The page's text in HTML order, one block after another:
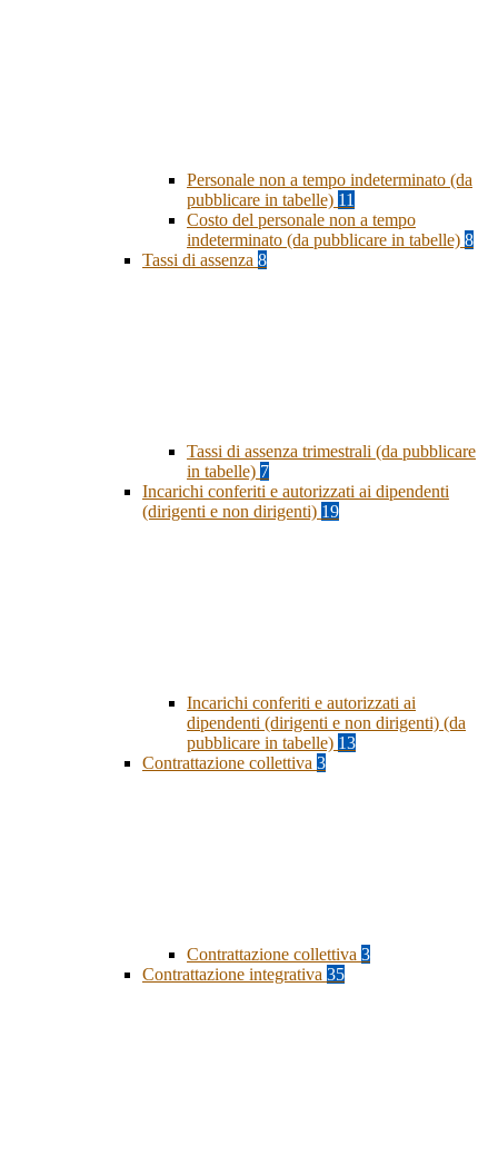
Personale non a tempo indeterminato (da
pubblicare in tabelle) 11
Costo del personale non a tempo
indeterminato (da pubblicare in tabelle) 8
Tassi di assenza 8
Tassi di assenza trimestrali (da pubblicare
in tabelle) 7
Incarichi conferiti e autorizzati ai dipendenti
(dirigenti e non dirigenti) 19
Incarichi conferiti e autorizzati ai
dipendenti (dirigenti e non dirigenti) (da
pubblicare in tabelle) 13
Contrattazione collettiva 3
Contrattazione collettiva 3
Contrattazione integrativa 35